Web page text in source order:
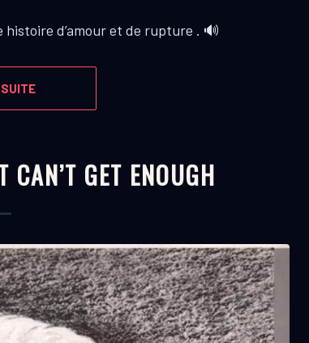
histoire d’amour et de rupture . 🔊
CAN’T GET ENOUGH